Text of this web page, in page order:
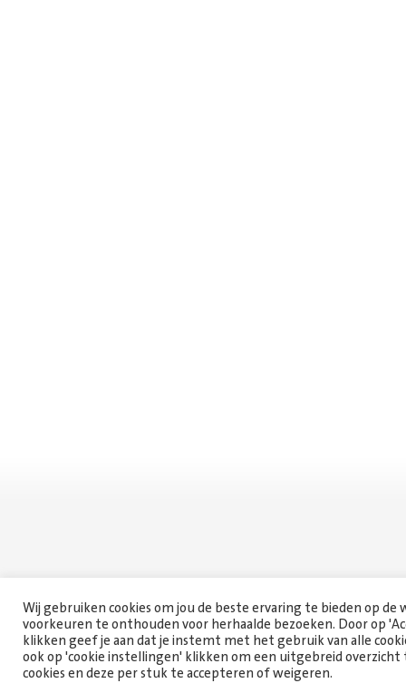
Wij gebruiken cookies om jou de beste ervaring te bieden op de
voorkeuren te onthouden voor herhaalde bezoeken. Door op
klikken geef je aan dat je instemt met het gebruik van alle
ook op 'cookie instellingen' klikken om een uitgebreid overzicht
cookies en deze per stuk te accepteren of weigeren.